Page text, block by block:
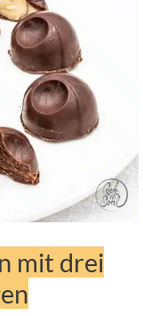
mit drei